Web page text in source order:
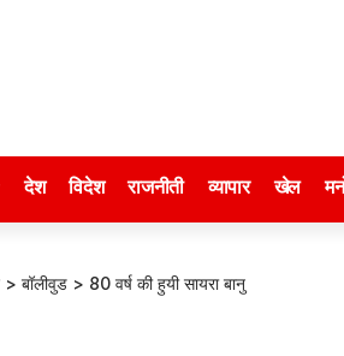
देश विदेश राजनीती व्यापार खेल
> बॉलीवुड > 80 वर्ष की हुयी सायरा बानु